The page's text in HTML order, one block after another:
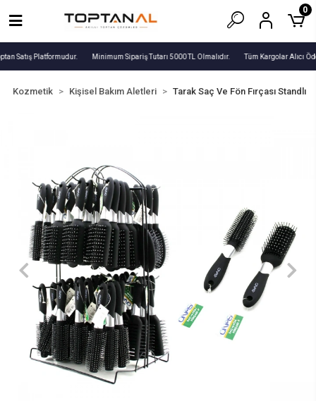
Satış Platformudur. Minimum Sipariş Tutarı 5000 TL Olmalıdır. Tüm Kargolar Alıcı
0
Kozmetik Kişisel Bakım Aletleri Tarak Saç Ve Fön Fırçası Standlı